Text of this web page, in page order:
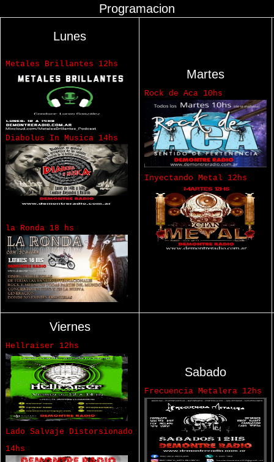
Programacion
Lunes
Metales Brillantes 12hs
Diabolus In Musica 14hs
la Ronda 18 hs
Martes
Rock de Aca 10hs
Inyectando Metal 12hs
Viernes
Hellraiser 12hs
Lado Salvaje Distorsionado
14hs
Sabado
Frecuencia Metalera 12hs